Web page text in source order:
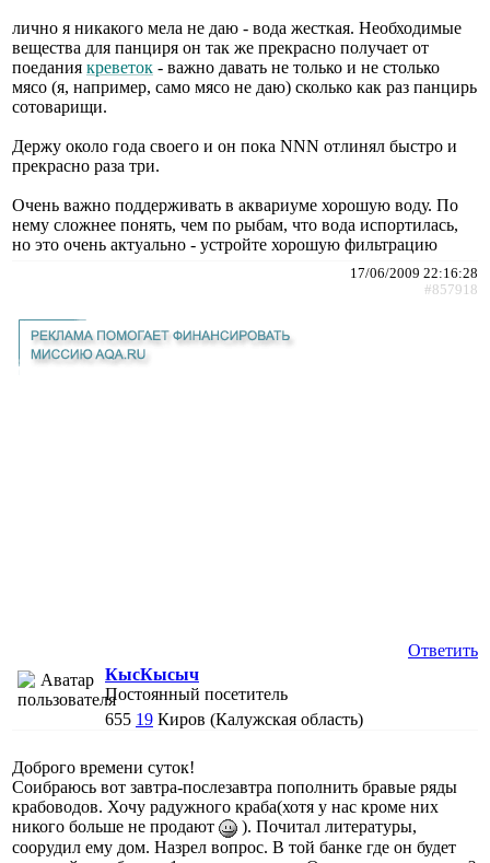
лично я никакого мела не даю - вода жесткая. Необходимые
вещества для панциря он так же прекрасно получает от
поедания креветок - важно давать не только и не столько
мясо (я, например, само мясо не даю) сколько как раз панцирь
сотоварищи.
Держу около года своего и он пока NNN отлинял быстро и
прекрасно раза три.
Очень важно поддерживать в аквариуме хорошую воду. По
нему сложнее понять, чем по рыбам, что вода испортилась,
но это очень актуально - устройте хорошую фильтрацию
17/06/2009 22:16:28
#857918
Ответить
КысКысыч
Постоянный посетитель
655 19 Киров (Калужская область)
Доброго времени суток!
Соибраюсь вот завтра-послезавтра пополнить бравые ряды
крабоводов. Хочу радужного краба(хотя у нас кроме них
никого больше не продают
). Почитал литературы,
соорудил ему дом. Назрел вопрос. В той банке где он будет